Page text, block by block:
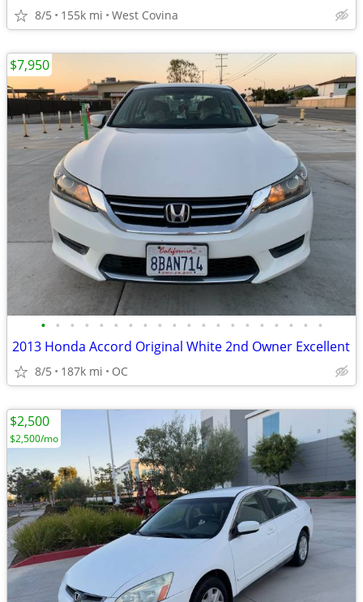
8/5 155k mi West Covina
• • • • • • • • • • • • • • • • • • • •
2013 Honda Accord Original White 2nd Owner Excellent
8/5 187k mi OC
$7,950
$2,500
$2,500/mo